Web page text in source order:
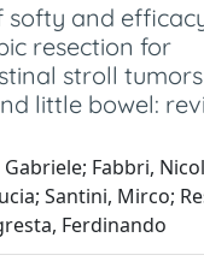
softy and
resection for
stroll
little bowel:
Fabbri,
Santini, Mirco;
Ferdinando